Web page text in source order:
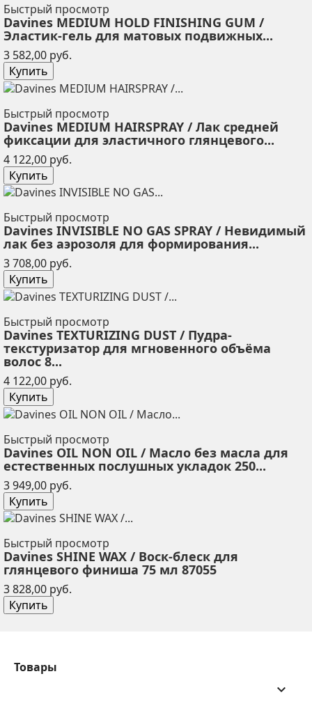
Быстрый просмотр
Davines MEDIUM HOLD FINISHING GUM /
Эластик-гель для матовых подвижных...
3 582,00 руб.
Купить
Быстрый просмотр
Davines MEDIUM HAIRSPRAY / Лак средней
фиксации для эластичного глянцевого...
4 122,00 руб.
Купить
Быстрый просмотр
Davines INVISIBLE NO GAS SPRAY / Невидимый
лак без аэрозоля для формирования...
3 708,00 руб.
Купить
Быстрый просмотр
Davines TEXTURIZING DUST / Пудра-
текстуризатор для мгновенного объёма
волос 8...
4 122,00 руб.
Купить
Быстрый просмотр
Davines OIL NON OIL / Масло без масла для
естественных послушных укладок 250...
3 949,00 руб.
Купить
Быстрый просмотр
Davines SHINE WAX / Воск-блеск для
глянцевого финиша 75 мл 87055
3 828,00 руб.
Купить
Товары
keyboard_arrow_down